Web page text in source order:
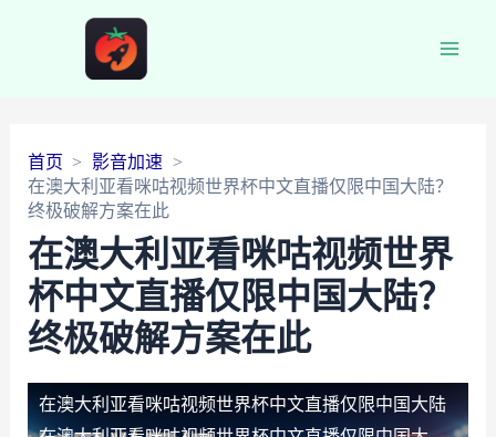
首页
影音加速
在澳大利亚看咪咕视频世界杯中文直播仅限中国大陆？
终极破解方案在此
在澳大利亚看咪咕视频世界
杯中文直播仅限中国大陆？
终极破解方案在此
在澳大利亚看咪咕视频世界杯中文直播仅限中国大陆